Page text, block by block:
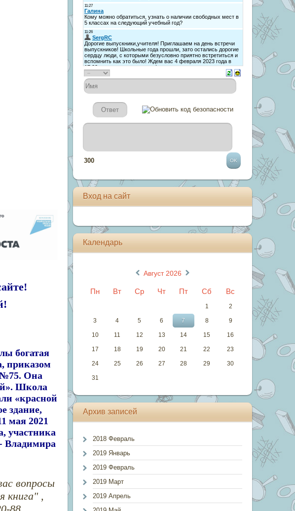
богатая
приказом
Она
Школа
«красной
здание,
мая 2021
участника
Владимира
вопросы
книга" ,
300
Вход на сайт
Календарь
Август 2026
Пн Вт Ср Чт Пт Сб Вс
1 2
3 4 5 6 7 8 9
10 11 12 13 14 15 16
17 18 19 20 21 22 23
24 25 26 27 28 29 30
31
Архив записей
2018 Февраль
2019 Январь
2019 Февраль
2019 Март
2019 Апрель